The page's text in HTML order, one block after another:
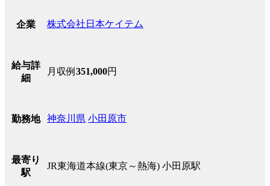
企業 株式会社日本ケイテム
給与詳
細
月収例 351,000円
勤務地 神奈川県 小田原市
最寄り
駅
JR東海道本線(東京～熱海) 小田原駅